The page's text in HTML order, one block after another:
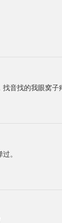
音找的我眼窝子
。